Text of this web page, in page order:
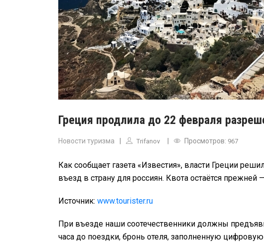
Греция продлила до 22 февраля
Новости туризма Trifanov Просмотров: 967
Как сообщает газета «Известия», власти Греции
въезд в страну для россиян. Квота остаётся
Источник: www.tourister.ru
При въезде наши соотечественники должны
часа до поездки, бронь отеля, заполненную